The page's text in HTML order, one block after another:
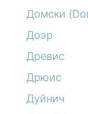
Домски
Доэр
Древис
Дрюис
Дуйнич